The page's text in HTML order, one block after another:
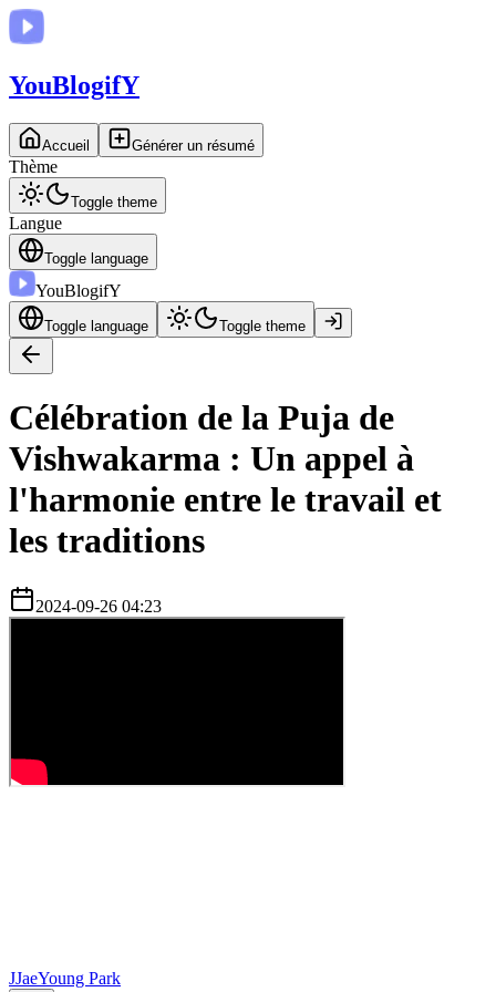
YouBlogifY
Accueil Générer un résumé
Thème
Toggle theme
Langue
Toggle language
YouBlogifY
Toggle language Toggle theme
Célébration de la Puja de
Vishwakarma : Un appel à
l'harmonie entre le travail et
les traditions
2024-09-26 04:23
JJaeYoung Park